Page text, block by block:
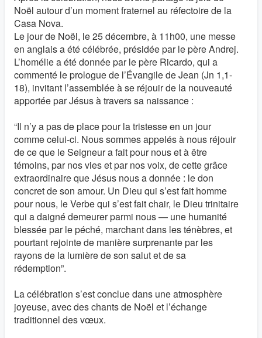
Noël autour d’un moment fraternel au réfectoire de la
Casa Nova.
Le jour de Noël, le 25 décembre, à 11h00, une messe
en anglais a été célébrée, présidée par le père Andrej.
L’homélie a été donnée par le père Ricardo, qui a
commenté le prologue de l’Évangile de Jean (Jn 1,1-
18), invitant l’assemblée à se réjouir de la nouveauté
apportée par Jésus à travers sa naissance :
“Il n’y a pas de place pour la tristesse en un jour
comme celui-ci. Nous sommes appelés à nous réjouir
de ce que le Seigneur a fait pour nous et à être
témoins, par nos vies et par nos voix, de cette grâce
extraordinaire que Jésus nous a donnée : le don
concret de son amour. Un Dieu qui s’est fait homme
pour nous, le Verbe qui s’est fait chair, le Dieu trinitaire
qui a daigné demeurer parmi nous — une humanité
blessée par le péché, marchant dans les ténèbres, et
pourtant rejointe de manière surprenante par les
rayons de la lumière de son salut et de sa
rédemption”.
La célébration s’est conclue dans une atmosphère
joyeuse, avec des chants de Noël et l’échange
traditionnel des vœux.